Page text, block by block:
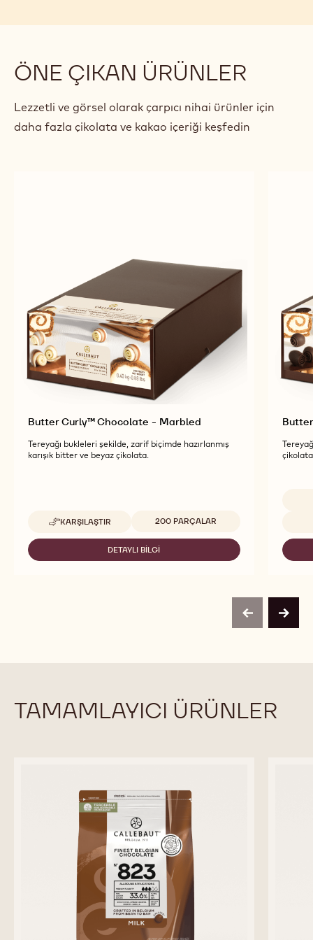
ÖNE ÇIKAN ÜRÜNLER
Lezzetli ve görsel olarak çarpıcı nihai ürünler için
daha fazla çikolata ve kakao içeriği keşfedin
Butter Curly™ Chocolate - Marbled
Tereyağı bukleleri şekilde, zarif biçimde hazırlanmış
karışık bitter ve beyaz çikolata.
KARŞILAŞTIR
-
BUTTER
CURLY™
CHOCOLATE
Uygun boyutlar
200 PARÇALAR
DETAYLI BILGI
-
previousnext
TAMAMLAYICI ÜRÜNLER